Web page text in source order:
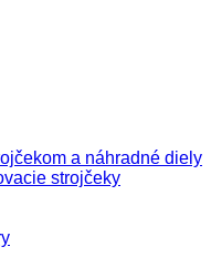
a náhradné diely
strojčeky